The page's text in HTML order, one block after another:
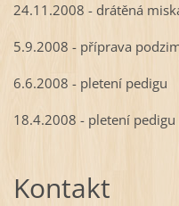
24.11.2008 - drátěná
5.9.2008 - příprava
6.6.2008 - pletení pedigu
18.4.2008 - pletení
Kontakt